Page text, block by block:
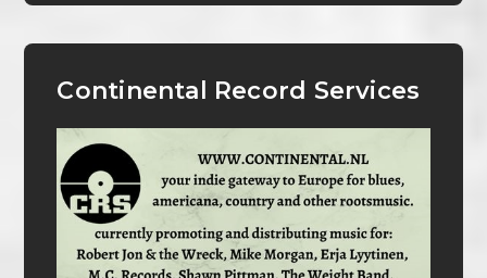
Continental Record Services